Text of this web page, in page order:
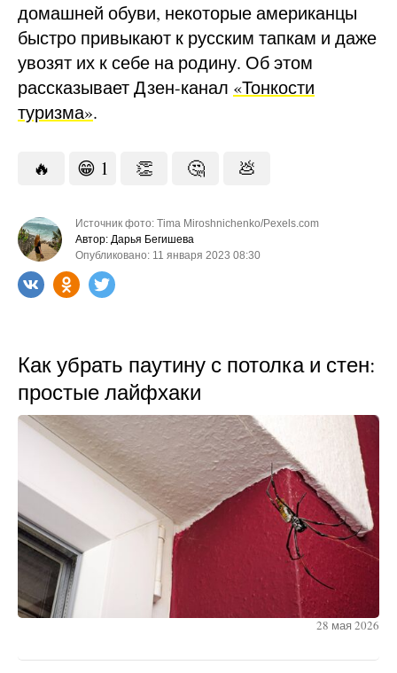
домашней обуви, некоторые американцы
быстро привыкают к русским тапкам и даже
увозят их к себе на родину. Об этом
рассказывает Дзен-канал «Тонкости
туризма».
🔥 😁 1 👏 🤔 💩
Источник фото: Tima Miroshnichenko/Pexels.com
Автор: Дарья Бегишева
Опубликовано: 11 января 2023 08:30
Как убрать паутину с потолка и стен:
простые лайфхаки
28 мая 2026